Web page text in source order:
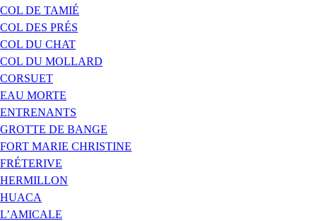
COL DE TAMIÉ
COL DES PRÉS
COL DU CHAT
COL DU MOLLARD
CORSUET
EAU MORTE
ENTRENANTS
GROTTE DE BANGE
FORT MARIE CHRISTINE
FRÉTERIVE
HERMILLON
HUACA
L’AMICALE